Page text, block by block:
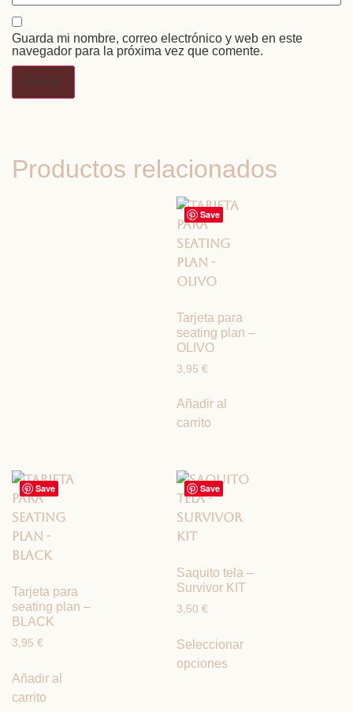
Guarda mi nombre, correo electrónico y web en este
navegador para la próxima vez que comente.
Productos relacionados
Save
Tarjeta para
seating plan –
OLIVO
3,95 €
Añadir al
carrito
Save
Tarjeta para
seating plan –
BLACK
3,95 €
Añadir al
carrito
Save
Saquito tela –
Survivor KIT
3,50 €
Seleccionar
opciones